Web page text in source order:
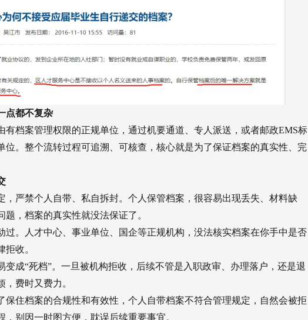
点都不复杂
档案管理权限的正规单位，通过机要通道、专人派送，或者邮政EMS标
。整个流转过程可追溯、可核查，核心就是为了保证档案的真实性、完
严禁个人自带、私自拆封。个人保管档案，很容易出现丢失、材料缺
，档案的真实性就没法保证了。
。人才中心、事业单位、国企等正规机构，没法核实档案在你手中是否
收。
成“死档”。一旦被机构拒收，后续不管是入职政审、办理落户，还是退
费时又费力。
保住档案的合规性和有效性，个人自带档案不符合管理规定，自然会被拒
别因一时图方便，耽误后续重要事宜。